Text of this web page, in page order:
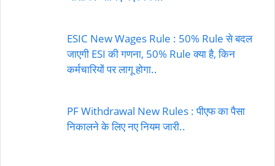
ESIC New Wages Rule : 50% Rule से बदल
जाएगी ESI की गणना, 50% Rule क्या है, किन
कर्मचारियों पर लागू होगा..
PF Withdrawal New Rules : पीएफ का पैसा
निकालने के लिए नए नियम जारी..